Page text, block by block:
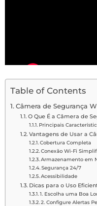
Table of Contents
Câmera de Segurança
O Que É a Câmera de
Principais
Vantagens de Usar a
Cobertura Completa
Conexão Wi-Fi
Armazenamento em
Segurança 24/7
Acessibilidade
Dicas para o Uso
1. Escolha uma Boa
2. Configure Alertas